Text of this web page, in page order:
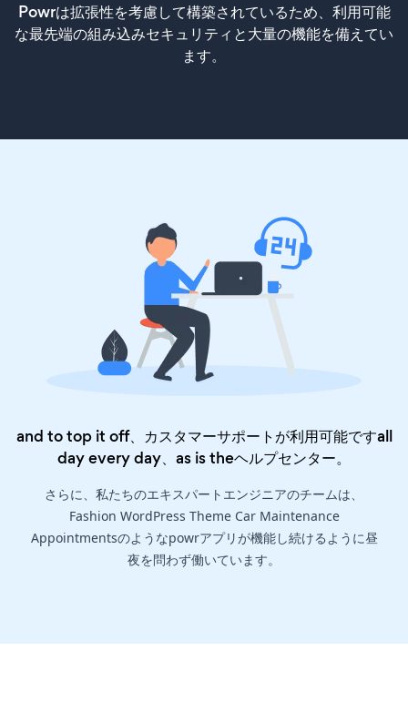
Powrは拡張性を考慮して構築されているため、利用可能
な最先端の組み込みセキュリティと大量の機能を備えてい
ます。
and to top it off、カスタマーサポートが利用可能ですall
day every day、as is theヘルプセンター。
さらに、私たちのエキスパートエンジニアのチームは、
Fashion WordPress Theme Car Maintenance
Appointmentsのようなpowrアプリが機能し続けるように昼
夜を問わず働いています。